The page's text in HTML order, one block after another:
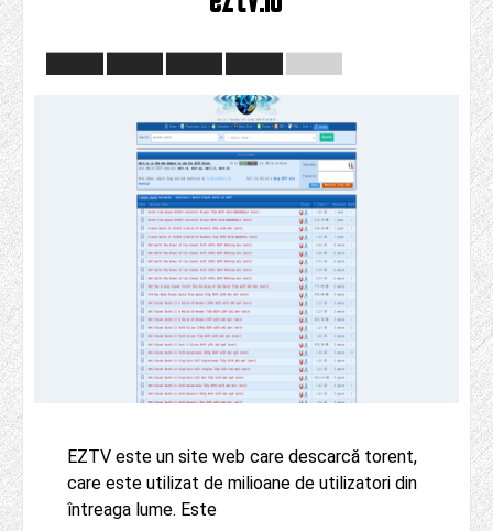
EZTV este un site web care descarcă torent,
care este utilizat de milioane de utilizatori din
întreaga lume. Este